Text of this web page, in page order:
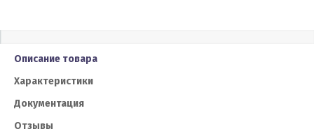
Описание товара
Характеристики
Документация
Отзывы